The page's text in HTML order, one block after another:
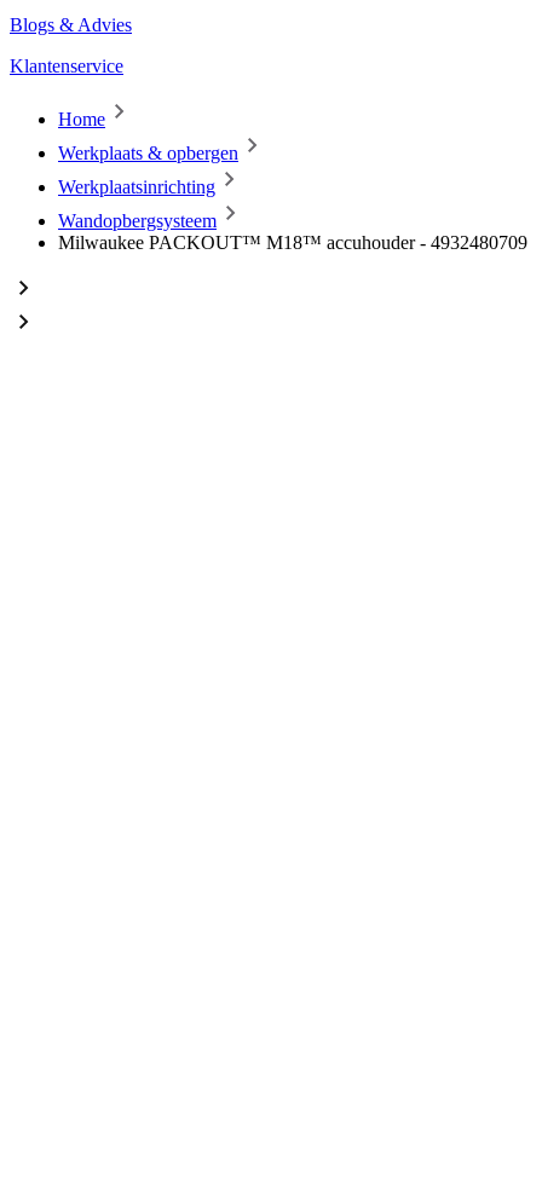
Blogs & Advies
Klantenservice
Home
Werkplaats & opbergen
Werkplaatsinrichting
Wandopbergsysteem
Milwaukee PACKOUT™ M18™ accuhouder - 4932480709